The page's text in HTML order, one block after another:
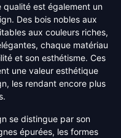
qualité est également un
Des bois nobles aux
aux couleurs riches,
chaque matériau
et son esthétisme. Ces
une valeur esthétique
les rendant encore plus
se distingue par son
épurées, les formes